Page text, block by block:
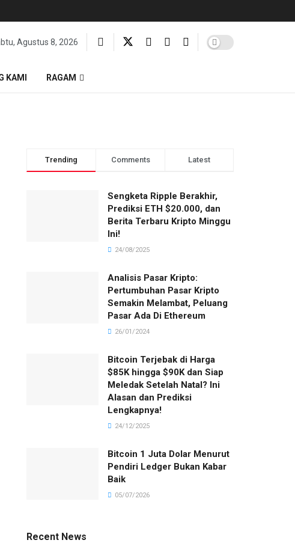
Agustus 8, 2026
KAMI RAGAM
Trending Comments Latest
Sengketa Ripple Berakhir,
Prediksi ETH $20.000, dan
Berita Terbaru Kripto Minggu
Ini!
24/08/2025
Analisis Pasar Kripto:
Pertumbuhan Pasar Kripto
Semakin Melambat, Peluang
Pasar Ada Di Ethereum
26/01/2024
Bitcoin Terjebak di Harga
$85K hingga $90K dan Siap
Meledak Setelah Natal? Ini
Alasan dan Prediksi
Lengkapnya!
24/12/2025
Bitcoin 1 Juta Dolar Menurut
Pendiri Ledger Bukan Kabar
Baik
05/07/2026
Recent News